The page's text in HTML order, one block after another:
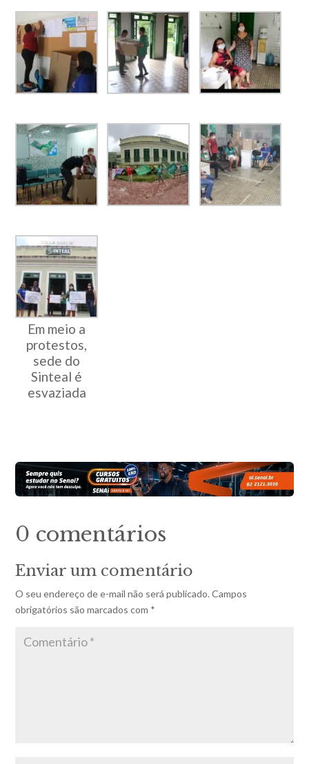
Em meio a
protestos,
sede do
Sinteal é
esvaziada
0 comentários
Enviar um comentário
O seu endereço de e-mail não será publicado. Campos
obrigatórios são marcados com *